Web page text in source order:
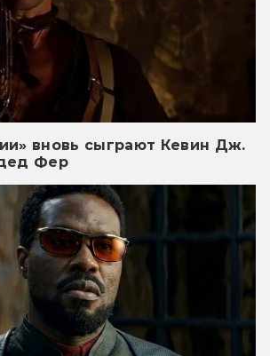
вновь сыграют Кевин Дж.
Фер